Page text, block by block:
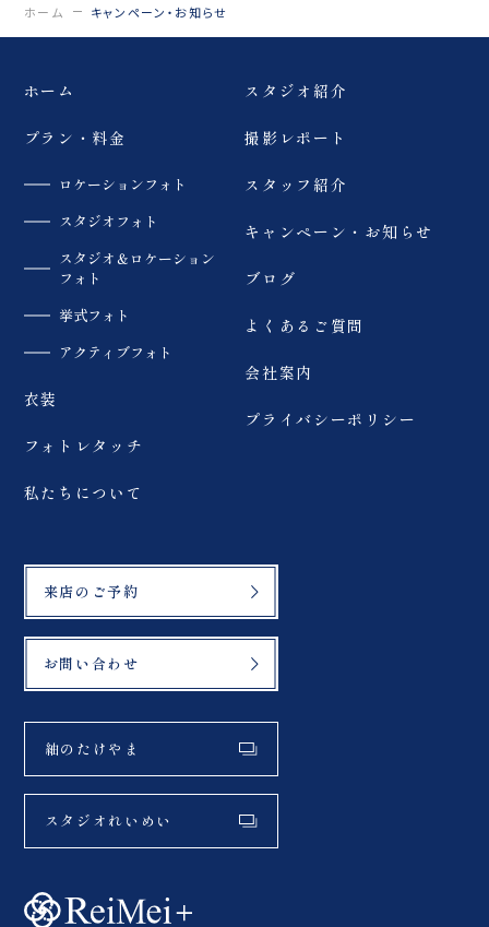
ホーム キャンペーン・お知らせ
ホーム
プラン・料金
ロケーションフォト
スタジオフォト
スタジオ＆ロケーション
フォト
挙式フォト
アクティブフォト
衣装
フォトレタッチ
私たちについて
スタジオ紹介
撮影レポート
スタッフ紹介
キャンペーン・お知らせ
ブログ
よくあるご質問
会社案内
プライバシーポリシー
来店のご予約
お問い合わせ
紬のたけやま
スタジオれいめい